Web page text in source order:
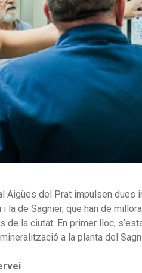
Aigües del Prat impulsen dues
de Sagnier, que han de
la ciutat. En primer lloc,
a la planta del